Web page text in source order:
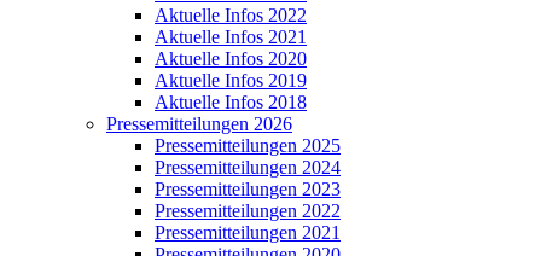
Aktuelle Infos 2022
Aktuelle Infos 2021
Aktuelle Infos 2020
Aktuelle Infos 2019
Aktuelle Infos 2018
Pressemitteilungen 2026
Pressemitteilungen 2025
Pressemitteilungen 2024
Pressemitteilungen 2023
Pressemitteilungen 2022
Pressemitteilungen 2021